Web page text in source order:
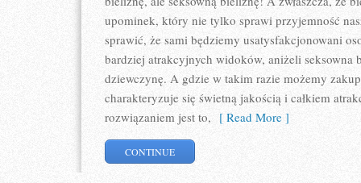
upominek, który nie tylko sprawi przyjemność
sprawić, że sami będziemy usatysfakcjonowani
bardziej atrakcyjnych widoków, aniżeli seksowna
dziewczynę. A gdzie w takim razie możemy
charakteryzuje się świetną jakością i całkiem
rozwiązaniem jest to, [ Read More ]
CONTINUE